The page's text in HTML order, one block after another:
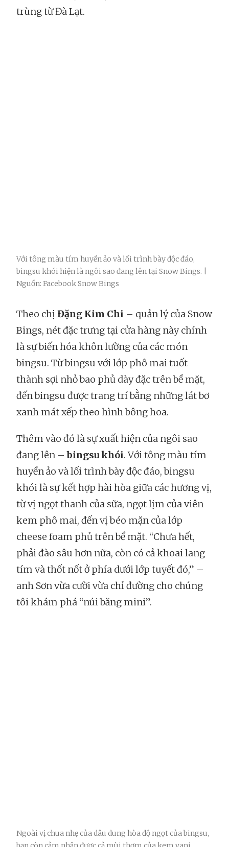
trùng từ Đà Lạt.
Với tông màu tím huyền ảo và lối trình bày độc đáo,
bingsu khói hiện là ngôi sao đang lên tại Snow Bings. |
Nguồn: Facebook Snow Bings
Theo chịĐặng Kim Chi – quản lý của Snow
Bings, nét đặc trưng tại cửa hàng này chính
là sự biến hóa khôn lường của các món
bingsu. Từ bingsu với lớp phô mai tuốt
thành sợi nhỏ bao phủ dày đặc trên bề mặt,
đến bingsu được trang trí bằng những lát bơ
xanh mát xếp theo hình bông hoa.
Thêm vào đó là sự xuất hiện của ngôi sao
đang lên –bingsu khói. Với tông màu tím
huyền ảo và lối trình bày độc đáo, bingsu
khói là sự kết hợp hài hòa giữa các hương vị,
từ vị ngọt thanh của sữa, ngọt lịm của viên
kem phô mai, đến vị béo mặn của lớp
cheese foam phủ trên bề mặt. “Chưa hết,
phải đào sâu hơn nữa, còn có cả khoai lang
tím và thốt nốt ở phía dưới lớp tuyết đó,” –
anh Sơn vừa cười vừa chỉ đường cho chúng
tôi khám phá “núi băng mini”.
Ngoài vị chua nhẹ của dâu dung hòa độ ngọt của bingsu,